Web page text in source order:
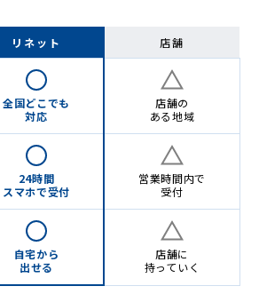
リネット 店舗
全国どこでも
対応
店舗の
ある地域
24時間
スマホで受付
営業時間内で
受付
自宅から
出せる
店舗に
持っていく